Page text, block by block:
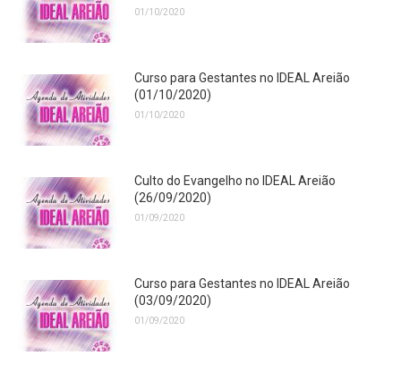
01/10/2020
Curso para Gestantes no IDEAL Areião
(01/10/2020)
01/10/2020
Culto do Evangelho no IDEAL Areião
(26/09/2020)
01/09/2020
Curso para Gestantes no IDEAL Areião
(03/09/2020)
01/09/2020